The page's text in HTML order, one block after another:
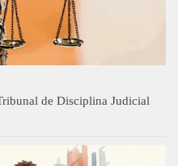
de Disciplina Judicial